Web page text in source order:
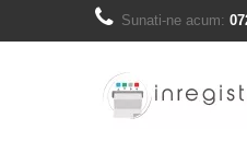
Sunati-ne acum: